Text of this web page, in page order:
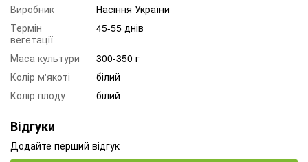
Виробник
Насіння України
Термін
вегетації
45-55 днів
Маса культури
300-350 г
Колір м'якоті
білий
Колір плоду
білий
Відгуки
Додайте перший відгук